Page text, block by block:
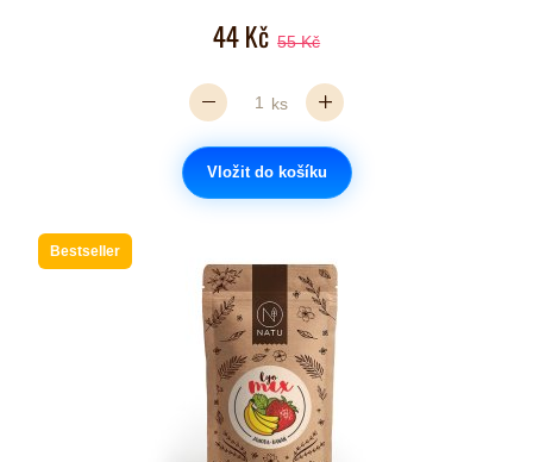
44 Kč 55 Kč
ks
Vložit do košíku
Bestseller